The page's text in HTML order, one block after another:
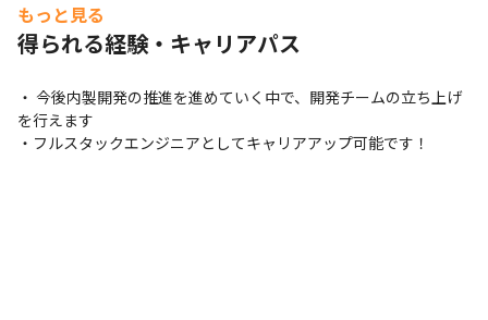
もっと見る
得られる経験・キャリアパス
・ 今後内製開発の推進を進めていく中で、開発チームの立ち上げ
を行えます
・フルスタックエンジニアとしてキャリアアップ可能です！